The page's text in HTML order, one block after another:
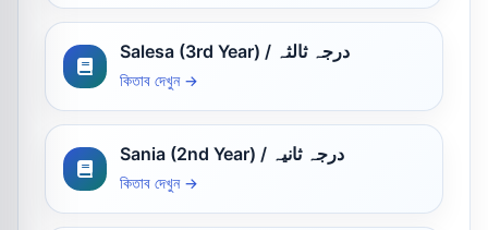
Salesa (3rd Year) / درجہ ثالثہ
কিতাব দেখুন →
Sania (2nd Year) / درجہ ثانیہ
কিতাব দেখুন →